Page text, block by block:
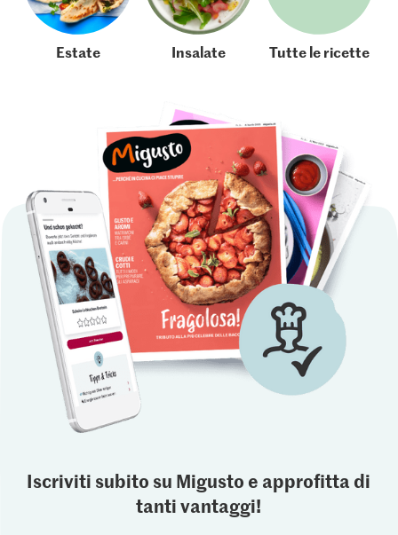
Estate Insalate Tutte le ricette
Iscriviti subito su Migusto e approfitta di
tanti vantaggi!